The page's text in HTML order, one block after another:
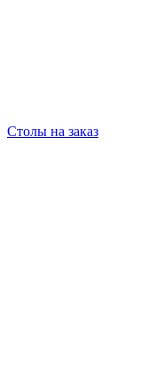
Столы на заказ